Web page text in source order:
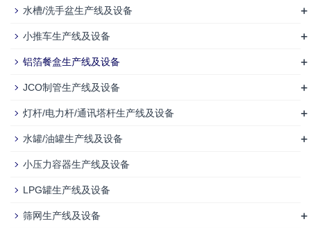
水槽/洗手盆生产线及设备 +
小推车生产线及设备 +
铝箔餐盒生产线及设备 +
JCO制管生产线及设备 +
灯杆/电力杆/通讯塔杆生产线及设备 +
水罐/油罐生产线及设备 +
小压力容器生产线及设备
LPG罐生产线及设备
筛网生产线及设备 +